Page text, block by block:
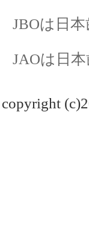
JBOは日
JAOは日
copyright